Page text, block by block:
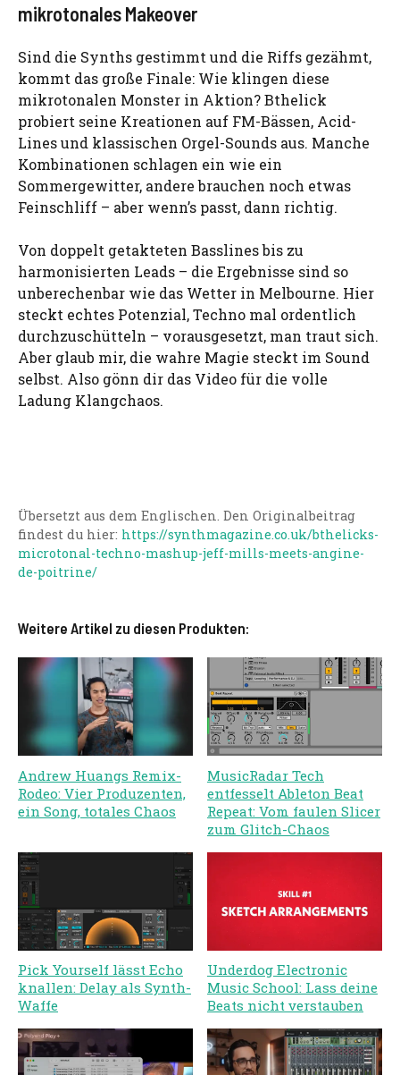
mikrotonales Makeover
Sind die Synths gestimmt und die Riffs gezähmt,
kommt das große Finale: Wie klingen diese
mikrotonalen Monster in Aktion? Bthelick
probiert seine Kreationen auf FM-Bässen, Acid-
Lines und klassischen Orgel-Sounds aus. Manche
Kombinationen schlagen ein wie ein
Sommergewitter, andere brauchen noch etwas
Feinschliff – aber wenn’s passt, dann richtig.
Von doppelt getakteten Basslines bis zu
harmonisierten Leads – die Ergebnisse sind so
unberechenbar wie das Wetter in Melbourne. Hier
steckt echtes Potenzial, Techno mal ordentlich
durchzuschütteln – vorausgesetzt, man traut sich.
Aber glaub mir, die wahre Magie steckt im Sound
selbst. Also gönn dir das Video für die volle
Ladung Klangchaos.
Übersetzt aus dem Englischen. Den Originalbeitrag
findest du hier: https://synthmagazine.co.uk/bthelicks-
microtonal-techno-mashup-jeff-mills-meets-angine-
de-poitrine/
Weitere Artikel zu diesen Produkten:
Andrew Huangs Remix-
Rodeo: Vier Produzenten,
ein Song, totales Chaos
MusicRadar Tech
entfesselt Ableton Beat
Repeat: Vom faulen Slicer
zum Glitch-Chaos
Pick Yourself lässt Echo
knallen: Delay als Synth-
Waffe
Underdog Electronic
Music School: Lass deine
Beats nicht verstauben